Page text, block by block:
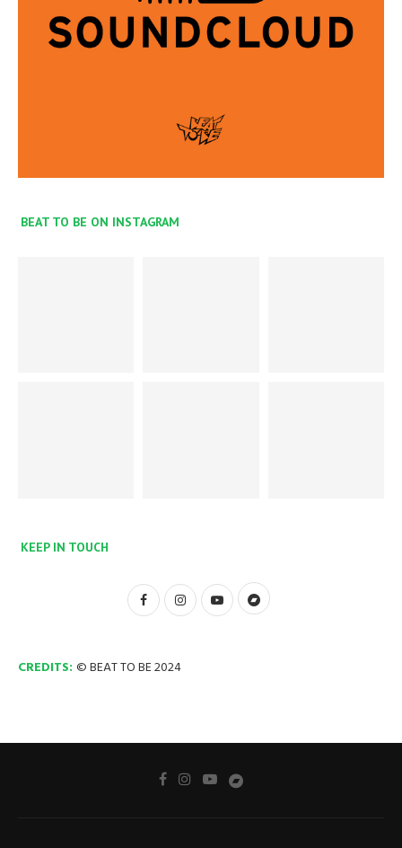
BEAT TO BE ON INSTAGRAM
KEEP IN TOUCH
CREDITS: © BEAT TO BE 2024